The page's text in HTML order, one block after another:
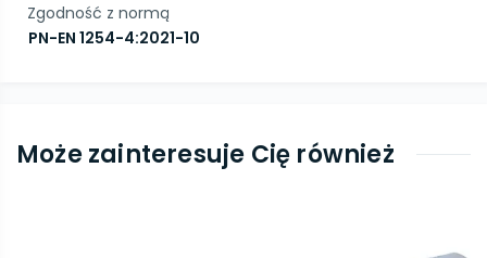
Zgodność z normą
PN-EN 1254-4:2021-10
Może zainteresuje Cię również